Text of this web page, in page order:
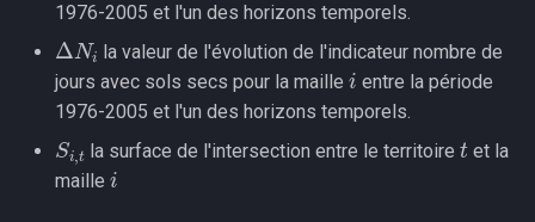
1976-2005 et l'un des horizons temporels.
Δ
la valeur de l'évolution de l'indicateur nombre de
jours avec sols secs pour la maille
i
entre la période
1976-2005 et l'un des horizons temporels.
la surface de l'intersection entre le territoire
et la
maille
i